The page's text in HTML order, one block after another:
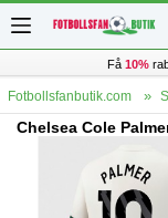
Få 10%
Fotbollsfanbutik.com
Chelsea Cole